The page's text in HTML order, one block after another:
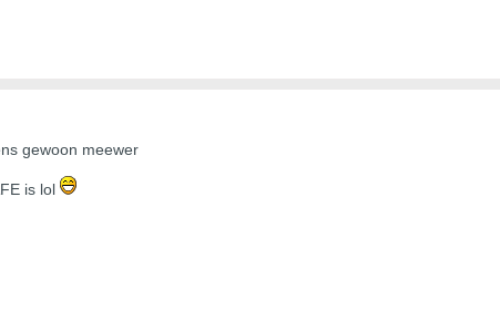
gewoon meewer
is lol